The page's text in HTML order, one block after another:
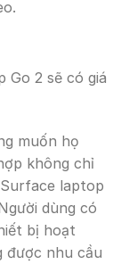
Go 2 sẽ có giá
muốn họ
không chỉ
laptop
dùng có
bị hoạt
được nhu cầu